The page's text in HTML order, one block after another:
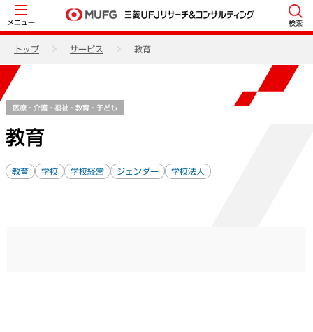
メニュー 検索
トップ サービス 教育
医療・介護・福祉・教育・子ども
教育
教育 学校 学校経営 ジェンダー 学校法人